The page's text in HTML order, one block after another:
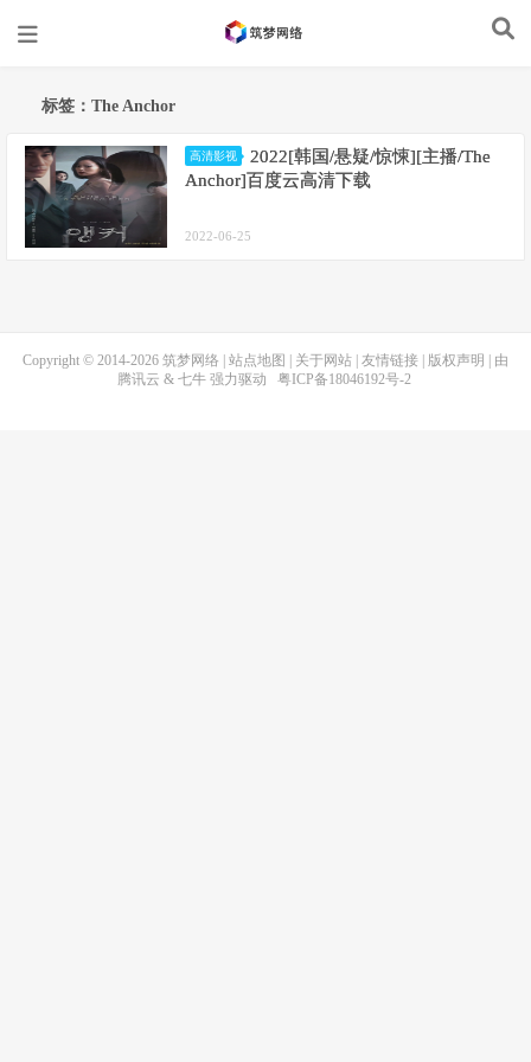
标签：The Anchor
高清影视
2022[韩国/悬疑/惊悚][主播/The
Anchor]百度云高清下载
2022-06-25
Copyright © 2014-2026 筑梦网络 站点地图 关于网站 友情链接 版权声明
| 由
腾讯云 & 七牛强力驱动 粤ICP备18046192号-2